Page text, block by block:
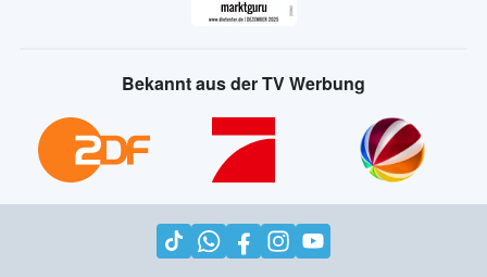
Bekannt aus der TV Werbung